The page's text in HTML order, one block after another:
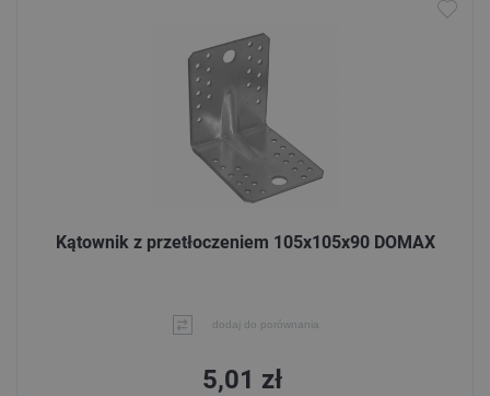
Kątownik z przetłoczeniem 105x105x90 DOMAX
dodaj do porównania
5,01 zł